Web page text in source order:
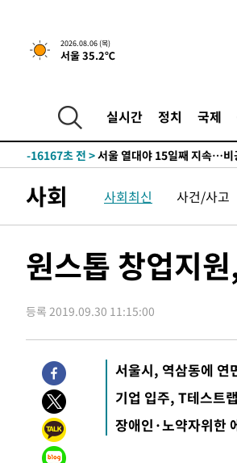
2026.08.06 (목)
서울 35.2℃
실시간 정치 국제
-21457초 전 >[속보]산업장관 "李정부, 원
-20154초 전 >[속보]경찰, '홍명보 선임 논란
-19334초 전 >
[속보]코스피 매도사이드카
-18606초 전 >
-16167초 전 >서울 열대야 15일째 지속…
-14717초 전 >
[속보]코스피, 119.51포인
-11164초 전 >6월 경상수지 497.3억 달러…
-8477초 전 >미 워싱턴주 스포캔 시의 통제
0.49%↑
16분 전 >[속보] 이란 대통령 "지금 최고지도
4시간 전 >[속보] "이란-오만, 호르무즈 해협
-25342초 전 >
내일까지 39도 '펄펄'…기상
-24979초 전 >
트럼프, 한국계 진보 주지사
-24957초 전 >
"美간섭에 합의 지연"…트럼
-21477초 전 >
[속보]산업장관 "李정부, 원
-20174초 전 >
사회 사회최신 사건/사고
원스톱 창업지
등록 2019.09.30 11:15:00
서울시, 역삼동에 연
기업 입주, T테스트
장애인·노약자위한